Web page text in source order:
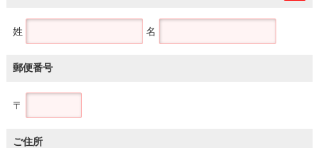
姓 名
郵便番号
〒
ご住所